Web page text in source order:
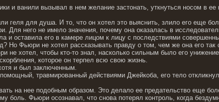
и ванили вызывал в нем желание застонать, уткнуться носом в ее
геля для душа. И то, что он хотел это выяснить, злило его еще
Для него не имело значения, почему она оказалась в
и оставила его в камере лицом к лицу с последствиями
Но Фьюри не хотел рассказывать правду о том, чем же она его так
хотел, чтобы кто-то знал, насколько сильным было его
которое он терпел всю свою жизнь.
и был заключенным.
травмированный действиями Джейкоба, его тело
на нее подобным образом. Это делало ее предательство еще
боль. Фьюри осознавал, что снова потерял контроль, когда